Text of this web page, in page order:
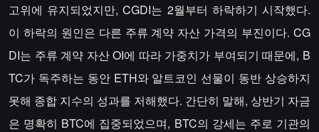
고위에 유지되었지만, CGDI는 2월부터 하락하기 시작했다.
이 하락의 원인은 다른 주류 계약 자산 가격의 부진이다. CG
DI는 주류 계약 자산 OI에 따라 가중치가 부여되기 때문에, B
TC가 독주하는 동안 ETH와 알트코인 선물이 동반 상승하지
못해 종합 지수의 성과를 저해했다. 간단히 말해, 상반기 자금
은 명확히 BTC에 집중되었으며, BTC의 강세는 주로 기관의